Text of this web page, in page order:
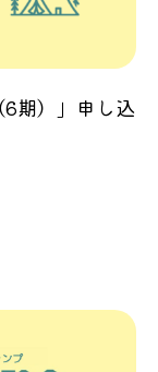
6期）」申し込